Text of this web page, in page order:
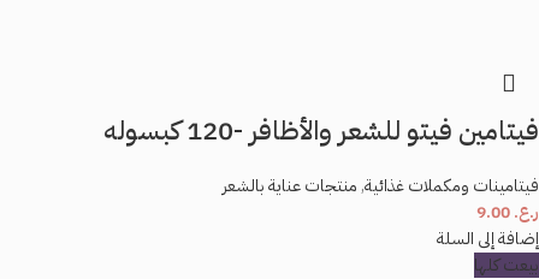
فيتامين فيتو للشعر والأظافر -120 كبسوله
فيتامينات ومكملات غذائية, منتجات عناية بالشعر
ر.ع.
إضافة إلى السلة
بيعت كلها